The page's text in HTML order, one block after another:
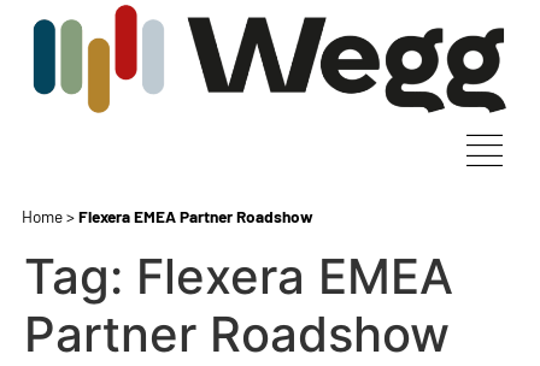
Home>Flexera EMEA Partner Roadshow
Tag: Flexera EMEA
Partner Roadshow